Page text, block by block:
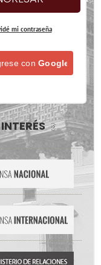
mi contraseña
con Google